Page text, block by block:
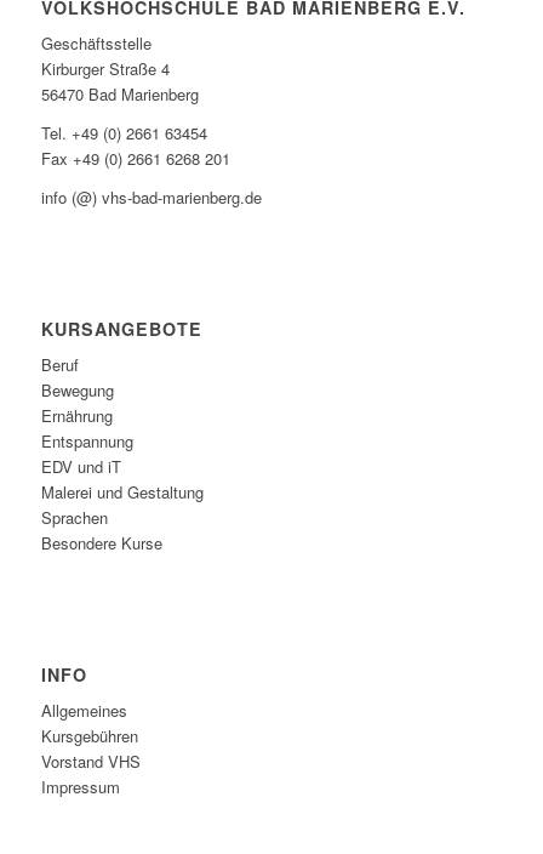
VOLKSHOCHSCHULE BAD MARIENBERG E.V.
Geschäftsstelle
Kirburger Straße 4
56470 Bad Marienberg
Tel. +49 (0) 2661 63454
Fax +49 (0) 2661 6268 201
info (@) vhs-bad-marienberg.de
KURSANGEBOTE
Beruf
Bewegung
Ernährung
Entspannung
EDV und iT
Malerei und Gestaltung
Sprachen
Besondere Kurse
INFO
Allgemeines
Kursgebühren
Vorstand VHS
Impressum